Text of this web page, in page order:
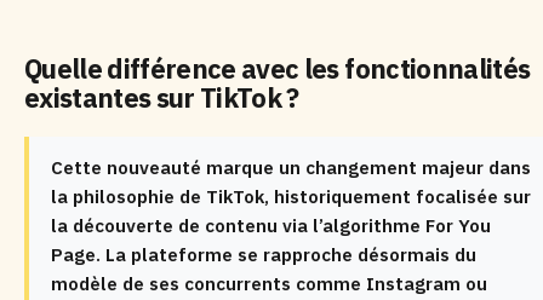
Quelle différence avec les fonctionnalités
existantes sur TikTok ?
Cette nouveauté marque un changement majeur dans
la philosophie de TikTok, historiquement focalisée sur
la découverte de contenu via l’algorithme For You
Page. La plateforme se rapproche désormais du
modèle de ses concurrents comme Instagram ou